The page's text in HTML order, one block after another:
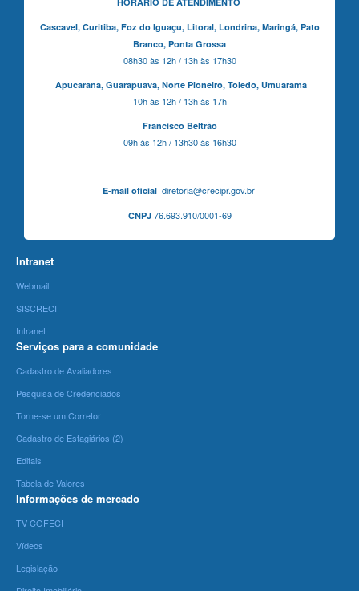
Cascavel, Curitiba,Foz do Iguaçu, Litoral, Londrina, Maringá, Pato
Branco, Ponta Grossa
08h30 às 12h / 13h às 17h30
Apucarana, Guarapuava, Norte Pioneiro, Toledo, Umuarama
10h às 12h / 13h às 17h
Francisco Beltrão
09h às 12h / 13h30 às 16h30
E-mail oficialdiretoria@crecipr.gov.br
CNPJ76.693.910/0001-69
Intranet
Webmail
SISCRECI
Intranet
Serviços para a comunidade
Cadastro de Avaliadores
Pesquisa de Credenciados
Torne-se um Corretor
Cadastro de Estagiários (2)
Editais
Tabela de Valores
Informações de mercado
TV COFECI
Vídeos
Legislação